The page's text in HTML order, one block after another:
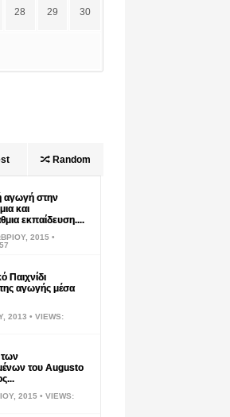
28 29 30
Random
αγωγή στην
και
εκπαίδευση....
2015 •
Παιχνίδι
αγωγής μέσα
2013 • VIEWS:
των
του Augusto
2015 • VIEWS: